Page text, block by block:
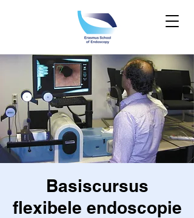
Basiscursus
flexibele endoscopie